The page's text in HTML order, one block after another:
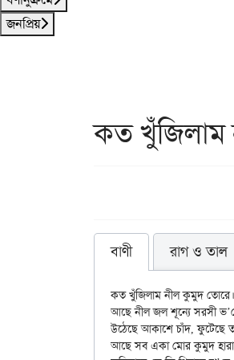
জনপ্রিয়
কত
বাণী রাগ ও তাল
কত খুঁজিলাম নীল কুমুদ তোরে।
আছে নীল জল শূন্যে সরসী
উঠেছে আকাশে চাঁদ, ফুটেছে
আছে সব একা মোর কুমুদ